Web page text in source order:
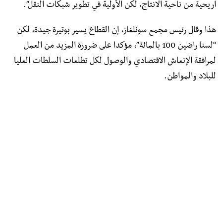
اريحية من ناحية الانتاج، لكن الأولية في تطوير شبكات النقل”.
هذا وقال رئيس مجمع سونلغاز، إن القطاع يسير بوتيرة جيدة، لكن
“لسنا راضين 100 بالمائة”، مؤكدا على ضرورة المزيد من العمل
لمرافقة الإنعاش الاقتصادي والوصول لكل تطلعات السلطات العليا
للبلاد والمواطن.